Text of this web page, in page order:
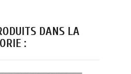
DANS LA
: